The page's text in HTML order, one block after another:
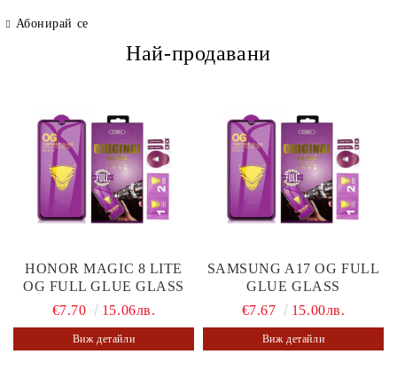
Абонирай се
Най-продавани
HONOR MAGIC 8 LITE
OG FULL GLUE GLASS
€7.70
15.06лв.
Виж детайли
SAMSUNG A17 OG FULL
GLUE GLASS
€7.67
15.00лв.
Виж детайли